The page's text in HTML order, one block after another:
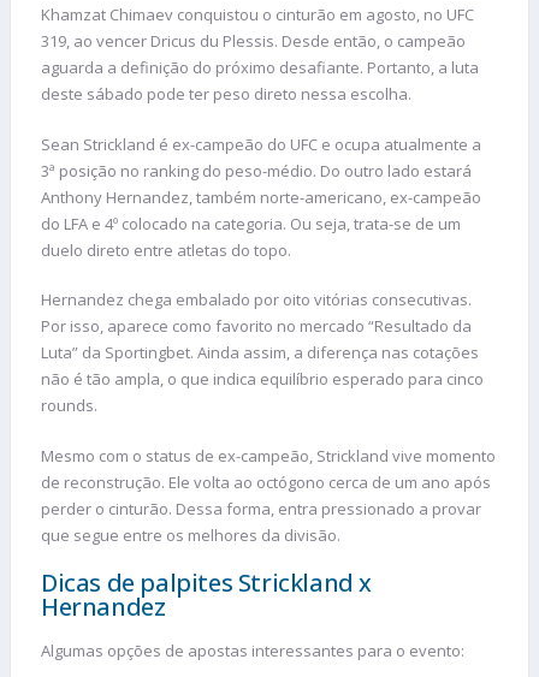
Khamzat Chimaev conquistou o cinturão em agosto, no UFC
319, ao vencer Dricus du Plessis. Desde então, o campeão
aguarda a definição do próximo desafiante. Portanto, a luta
deste sábado pode ter peso direto nessa escolha.
Sean Strickland é ex-campeão do UFC e ocupa atualmente a
3ª posição no ranking do peso-médio. Do outro lado estará
Anthony Hernandez, também norte-americano, ex-campeão
do LFA e 4º colocado na categoria. Ou seja, trata-se de um
duelo direto entre atletas do topo.
Hernandez chega embalado por oito vitórias consecutivas.
Por isso, aparece como favorito no mercado “Resultado da
Luta” da Sportingbet. Ainda assim, a diferença nas cotações
não é tão ampla, o que indica equilíbrio esperado para cinco
rounds.
Mesmo com o status de ex-campeão, Strickland vive momento
de reconstrução. Ele volta ao octógono cerca de um ano após
perder o cinturão. Dessa forma, entra pressionado a provar
que segue entre os melhores da divisão.
Dicas de palpites Strickland x
Hernandez
Algumas opções de apostas interessantes para o evento: